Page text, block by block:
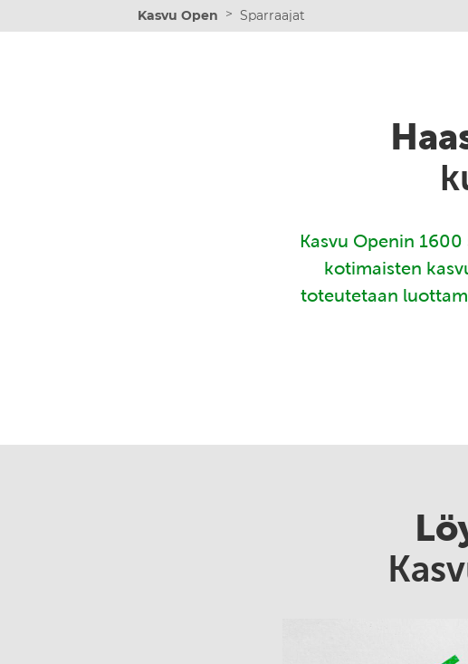
Kasvu Open > Sparraajat
Kasvu Openin
kotimaisten
toteutetaan